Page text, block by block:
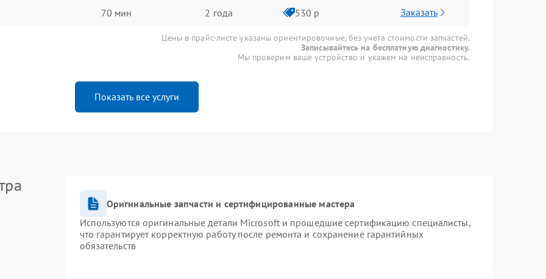
70 мин 2 года 530 р Заказать
Цены в прайс-листе указаны ориентировочные, без учета стоимости запчастей.
Записывайтесь на бесплатную диагностику.
Мы проверим ваше устройство и укажем на неисправность.
Показать все услуги
Оригинальные запчасти и сертифицированные мастера
Используются оригинальные детали Microsoft и прошедшие сертификацию специалисты,
что гарантирует корректную работу после ремонта и сохранение гарантийных
обязательств